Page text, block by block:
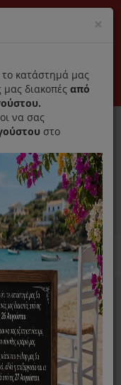
Εταιρεία Επικοινωνία
0
MENU
Ρούχων
×
κατάστημά μας
μας διακοπές από
να σας
στο